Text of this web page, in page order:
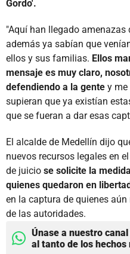
Gordo'.
"Aquí han llegado
además ya sabían que
ellos y sus familias. Ellos
mensaje es muy claro,
defendiendo a la gente y me
supieran que ya existían
que se fueran a dar esas
El alcalde de Medellín dijo
nuevos recursos legales en
de juicio se solicite la
quienes quedaron en
en la captura de quienes
de las autoridades.
Únase a nuestro
al tanto de los hechos